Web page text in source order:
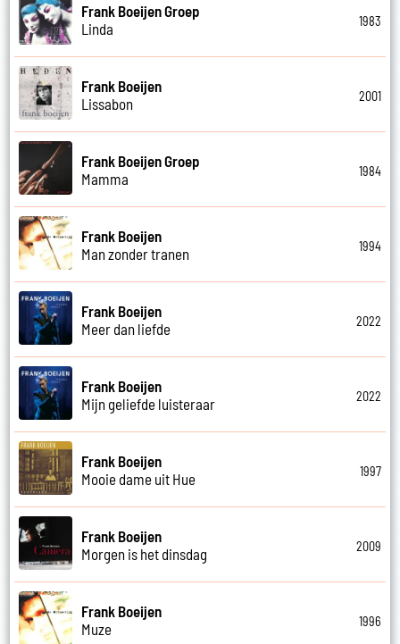
Frank Boeijen Groep
Linda
1983
Frank Boeijen
Lissabon
2001
Frank Boeijen Groep
Mamma
1984
Frank Boeijen
Man zonder tranen
1994
Frank Boeijen
Meer dan liefde
2022
Frank Boeijen
Mijn geliefde luisteraar
2022
Frank Boeijen
Mooie dame uit Hue
1997
Frank Boeijen
Morgen is het dinsdag
2009
Frank Boeijen
Muze
1996